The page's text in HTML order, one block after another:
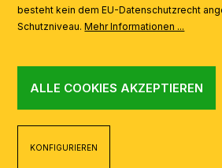
besteht kein dem EU-Datenschutzrecht
Schutzniveau.Mehr Informationen ...
ALLE COOKIES AKZEPTIEREN
KONFIGURIEREN